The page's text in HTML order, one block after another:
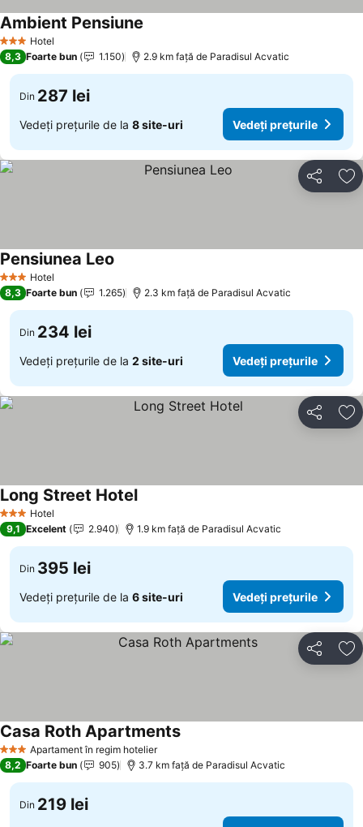
3 SteleHotel
Ambient Pensiune
8,3 Foarte bun 1.150 2.9 km faţă de Paradisul Acvatic
Din 287 lei
Vedeți prețurile de la 8 site-uri Vedeți prețurile
Distribuiți
3 SteleHotel
Pensiunea Leo
8,3 Foarte bun 1.265 2.3 km faţă de Paradisul Acvatic
Din 234 lei
Vedeți prețurile de la 2 site-uri Vedeți prețurile
Distribuiți
3 SteleHotel
Long Street Hotel
9,1 Excelent 2.940 1.9 km faţă de Paradisul Acvatic
Din 395 lei
Vedeți prețurile de la 6 site-uri Vedeți prețurile
Distribuiți
3 SteleApartament în regim hotelier
Casa Roth Apartments
8,2 Foarte bun 905 3.7 km faţă de Paradisul Acvatic
Din 219 lei